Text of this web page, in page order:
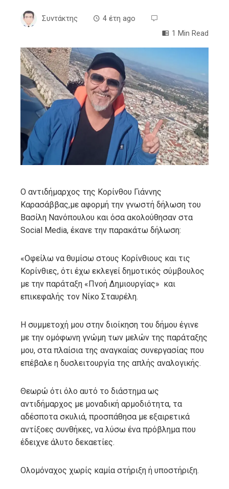
Συντάκτης
4 έτη ago
1 Min Read
Ο αντιδήμαρχος της Κορίνθου Γιάννης
Καρασάββας,με αφορμή την γνωστή δήλωση του
Βασίλη Νανόπουλου και όσα ακολούθησαν στα
Social Media, έκανε την παρακάτω δήλωση:
«Οφείλω να θυμίσω στους Κορίνθιους και τις
Κορίνθιες, ότι έχω εκλεγεί δημοτικός σύμβουλος
με την παράταξη «Πνοή Δημιουργίας» και
επικεφαλής τον Νίκο Σταυρέλη.
Η συμμετοχή μου στην διοίκηση του δήμου έγινε
με την ομόφωνη γνώμη των μελών της παράταξης
μου, στα πλαίσια της αναγκαίας συνεργασίας που
επέβαλε η δυσλειτουργία της απλής αναλογικής.
Θεωρώ ότι όλο αυτό το διάστημα ως
αντιδήμαρχος με μοναδική αρμοδιότητα, τα
αδέσποτα σκυλιά, προσπάθησα με εξαιρετικά
αντίξοες συνθήκες, να λύσω ένα πρόβλημα που
έδειχνε άλυτο δεκαετίες.
Ολομόναχος χωρίς καμία στήριξη ή υποστήριξη.